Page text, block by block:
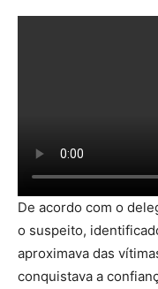
De acordo com o
o suspeito,
aproximava das
conquistava a